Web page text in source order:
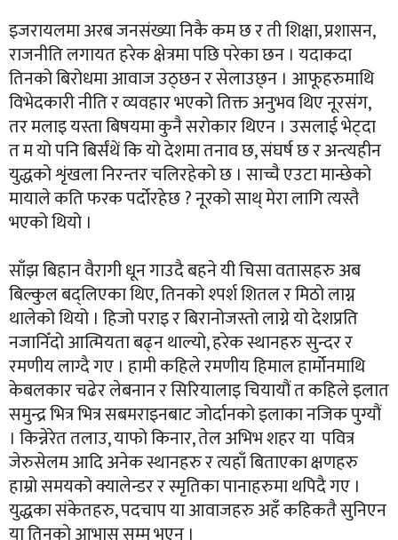
इजरायलमा अरब जनसंख्या निकै कम छ र ती शिक्षा, प्रशासन,
राजनीति लगायत हरेक क्षेत्रमा पछि परेका छन । यदाकदा
तिनको बिरोधमा आवाज उठ्छन र सेलाउछ्न । आफूहरुमाथि
विभेदकारी नीति र व्यवहार भएको तिक्त अनुभव थिए नूरसंग,
तर मलाइ यस्ता बिषयमा कुनै सरोकार थिएन । उसलाई भेट्दा
त म यो पनि बिर्संथें कि यो देशमा तनाव छ, संघर्ष छ र अन्त्यहीन
युद्धको शृंखला निरन्तर चलिरहेको छ । साच्चै एउटा मान्छेको
मायाले कति फरक पर्दोरहेछ ? नूरको साथ् मेरा लागि त्यस्तै
भएको थियो ।
साँझ बिहान वैरागी धून गाउदै बहने यी चिसा वतासहरु अब
बिल्कुल बद्लिएका थिए, तिनको श्पर्श शितल र मिठो लाग्न
थालेको थियो । हिजो पराइ र बिरानोजस्तो लाग्ने यो देशप्रति
नजानिँदो आत्मियता बढ्न थाल्यो, हरेक स्थानहरु सुन्दर र
रमणीय लाग्दै गए । हामी कहिले रमणीय हिमाल हार्मोनमाथि
केबलकार चढेर लेबनान र सिरियालाइ चियायौं त कहिले इलात
समुन्द्र भित्र भित्र सबमराइनबाट जोर्दानको इलाका नजिक पुग्यौं
। किन्नेरेत तलाउ, याफो किनार, तेल अभिभ शहर या पवित्र
जेरुसेलम आदि अनेक स्थानहरु र त्यहाँ बिताएका क्षणहरु
हाम्रो समयको क्यालेन्डर र स्मृतिका पानाहरुमा थपिदै गए ।
युद्धका संकेतहरु, पदचाप या आवाजहरु अहँ कहिकतै सुनिएन